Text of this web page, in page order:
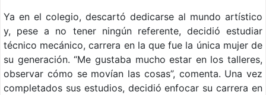
Ya en el colegio, descartó dedicarse al mundo artístico
y, pese a no tener ningún referente, decidió estudiar
técnico mecánico, carrera en la que fue la única mujer de
su generación. “Me gustaba mucho estar en los talleres,
observar cómo se movían las cosas”, comenta. Una vez
completados sus estudios, decidió enfocar su carrera en